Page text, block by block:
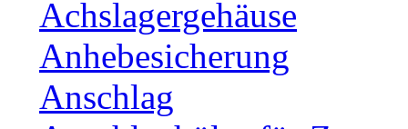
Achslagergehäuse
Anhebesicherung
Anschlag